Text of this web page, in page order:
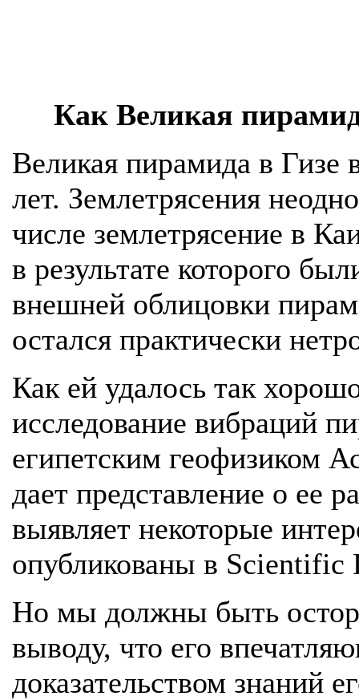
Как Великая
Великая пирамида в Гизе
лет. Землетрясения
числе землетрясение в
в результате которого
внешней облицовки
остался практически
Как ей удалось так
исследование вибраций
египетским геофизиком
дает представление о ее
выявляет некоторые
опубликованы в Scientific
Но мы должны быть
выводу, что его
доказательством знаний